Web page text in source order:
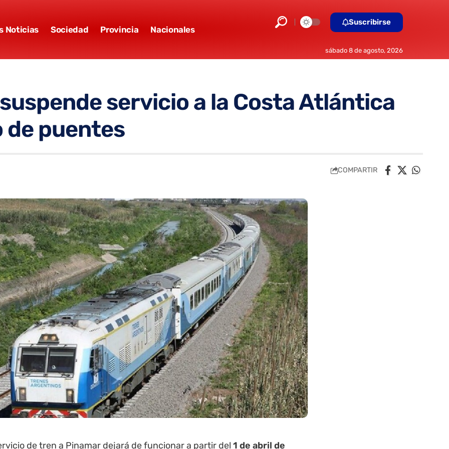
Noticias Sociedad Provincia Nacionales
Suscribirse
sábado 8 de agosto, 2026
servicio a la Costa Atlántica
de puentes
COMPARTIR
de tren a Pinamar dejará de funcionar a partir del 1 de abril de